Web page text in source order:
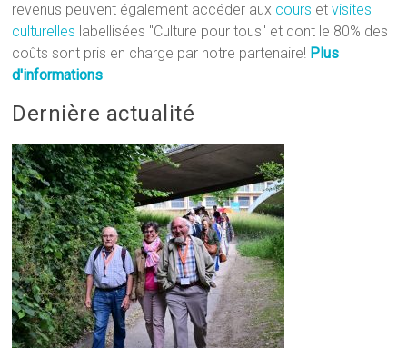
revenus peuvent également accéder aux cours etvisites
culturelles labellisées "Culture pour tous" et dont le 80% des
coûts sont pris en charge par notre partenaire! Plus
d'informations
Dernière actualité